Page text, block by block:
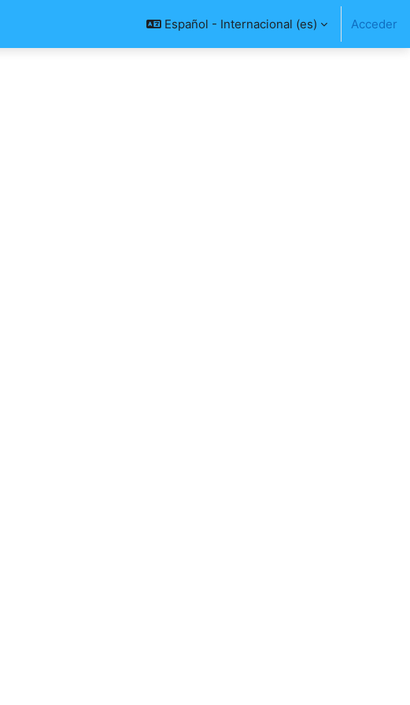
Español - Internacional ‎(es)‎ Acceder